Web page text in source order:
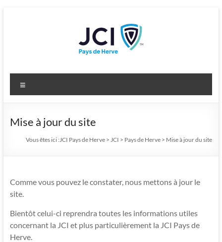
JCI Pays de Herve
Developing leaders for a changing world
Mise à jour du site
Vous êtes ici :JCI Pays de Herve >JCI > Pays de Herve > Mise à jour du site
Comme vous pouvez le constater, nous mettons à jour le
site.
Bientôt celui-ci reprendra toutes les informations utiles
concernant la JCI et plus particulièrement la JCI Pays de
Herve.